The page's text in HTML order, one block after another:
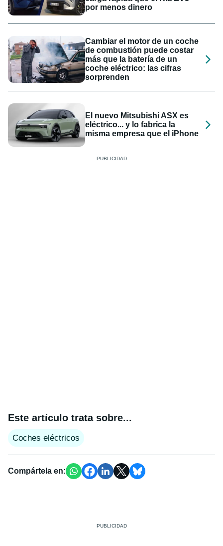
por menos dinero
Cambiar el motor de un coche
de combustión puede costar
más que la batería de un
coche eléctrico: las cifras
sorprenden
El nuevo Mitsubishi ASX es
eléctrico... y lo fabrica la
misma empresa que el iPhone
Este artículo trata sobre...
Coches eléctricos
Compártela en: